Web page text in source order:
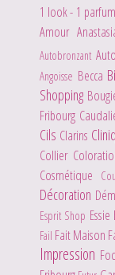
1 look - 1 parfum
Amour
Autobronzant
Angoisse Becca
Shopping
Fribourg
Cils Clarins
Collier
Cosmétique
Décoration
Esprit Shop Essie
Fail Fait Maison
Impression